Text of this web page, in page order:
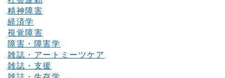
精神障害
経済学
視覚障害
障害・障害学
雑誌・アートミーツケア
雑誌・支援